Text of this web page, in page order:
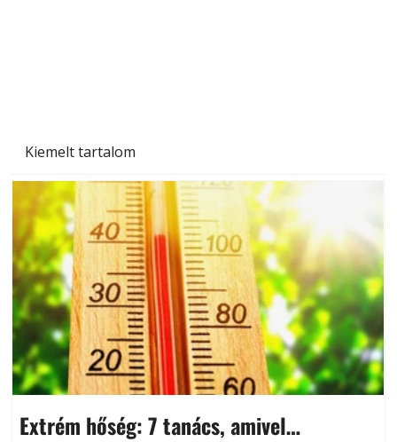
Kiemelt tartalom
Extrém hőség: 7 tanács, amivel